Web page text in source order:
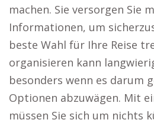
machen. Sie versorgen Sie
Informationen, um
beste Wahl für Ihre Reise
organisieren kann
besonders wenn es darum
Optionen abzuwägen. Mit
müssen Sie sich um nichts